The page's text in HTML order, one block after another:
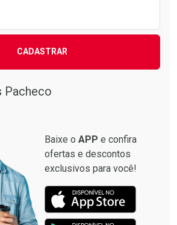
CADASTRAR
Pacheco
Baixe o APP e confira
ofertas e descontos
exclusivos para você!